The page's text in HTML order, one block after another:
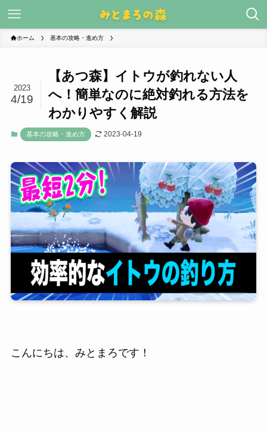
ホーム 基本の攻略・進め方
【あつ森】イトウが釣れない人
へ！簡単なのに絶対釣れる方法を
わかりやすく解説
2023
4/19
基本の攻略・進め方 2023-04-19
こんにちは、みとまろです！